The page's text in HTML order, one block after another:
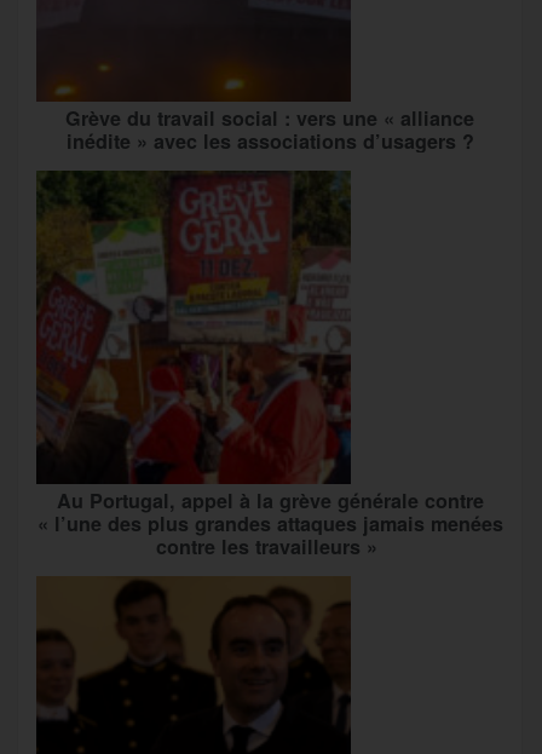
Grève du travail social : vers une « alliance
inédite » avec les associations d’usagers ?
Au Portugal, appel à la grève générale contre
« l’une des plus grandes attaques jamais menées
contre les travailleurs »